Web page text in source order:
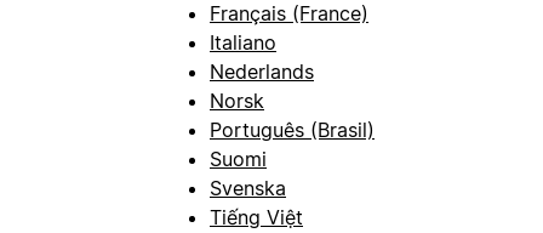
Français (France)
Italiano
Nederlands
Norsk
Português (Brasil)
Suomi
Svenska
Tiếng Việt